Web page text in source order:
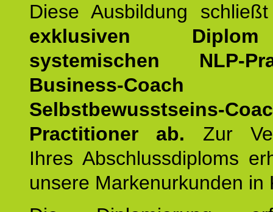
Diese Ausbildung
exklusiven
systemischen NLP-
Business-
Selbstbewusstseins-
Practitioner ab. Zur
Ihres Abschlussdiploms
unsere Markenurkunden in